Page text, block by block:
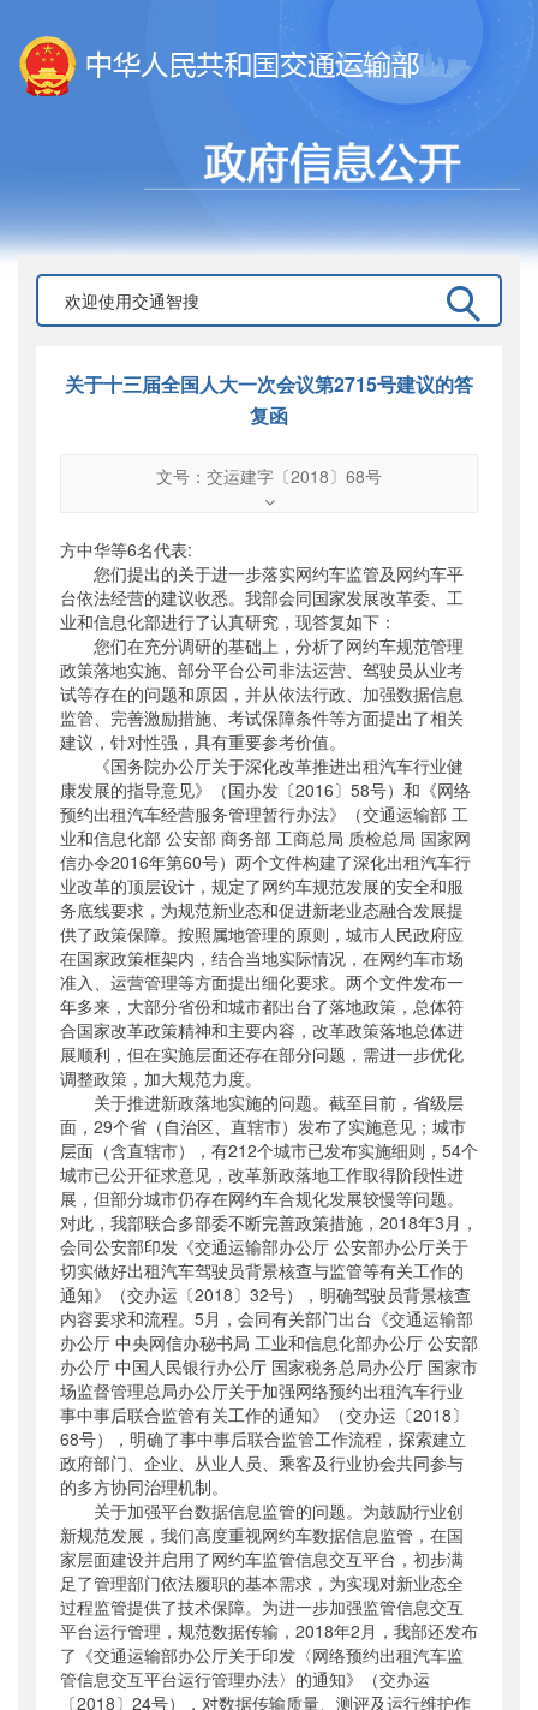
关于十三届全国人大一次会议第2715号建议的答
复函
文号：交运建字〔2018〕68号
交运建字〔2018〕68号
公开日期：2018年06月22日
主题词：
网约车;建议;答复
机构分类：运输服务司
主题分类：公众参与
公文类型：其他
方中华等6名代表:
您们提出的关于进一步落实网约车监管及网约车平
台依法经营的建议收悉。我部会同国家发展改革委、工
业和信息化部进行了认真研究，现答复如下：
您们在充分调研的基础上，分析了网约车规范管理
政策落地实施、部分平台公司非法运营、驾驶员从业考
试等存在的问题和原因，并从依法行政、加强数据信息
监管、完善激励措施、考试保障条件等方面提出了相关
建议，针对性强，具有重要参考价值。
《国务院办公厅关于深化改革推进出租汽车行业健
康发展的指导意见》（国办发〔2016〕58号）和《网络
预约出租汽车经营服务管理暂行办法》（交通运输部 工
业和信息化部 公安部 商务部 工商总局 质检总局 国家网
信办令2016年第60号）两个文件构建了深化出租汽车行
业改革的顶层设计，规定了网约车规范发展的安全和服
务底线要求，为规范新业态和促进新老业态融合发展提
供了政策保障。按照属地管理的原则，城市人民政府应
在国家政策框架内，结合当地实际情况，在网约车市场
准入、运营管理等方面提出细化要求。两个文件发布一
年多来，大部分省份和城市都出台了落地政策，总体符
合国家改革政策精神和主要内容，改革政策落地总体进
展顺利，但在实施层面还存在部分问题，需进一步优化
调整政策，加大规范力度。
关于推进新政落地实施的问题。截至目前，省级层
面，29个省（自治区、直辖市）发布了实施意见；城市
层面（含直辖市），有212个城市已发布实施细则，54个
城市已公开征求意见，改革新政落地工作取得阶段性进
展，但部分城市仍存在网约车合规化发展较慢等问题。
对此，我部联合多部委不断完善政策措施，2018年3月，
会同公安部印发《交通运输部办公厅 公安部办公厅关于
切实做好出租汽车驾驶员背景核查与监管等有关工作的
通知》（交办运〔2018〕32号），明确驾驶员背景核查
内容要求和流程。5月，会同有关部门出台《交通运输部
办公厅 中央网信办秘书局 工业和信息化部办公厅 公安部
办公厅 中国人民银行办公厅 国家税务总局办公厅 国家市
场监督管理总局办公厅关于加强网络预约出租汽车行业
事中事后联合监管有关工作的通知》（交办运〔2018〕
68号），明确了事中事后联合监管工作流程，探索建立
政府部门、企业、从业人员、乘客及行业协会共同参与
的多方协同治理机制。
关于加强平台数据信息监管的问题。为鼓励行业创
新规范发展，我们高度重视网约车数据信息监管，在国
家层面建设并启用了网约车监管信息交互平台，初步满
足了管理部门依法履职的基本需求，为实现对新业态全
过程监管提供了技术保障。为进一步加强监管信息交互
平台运行管理，规范数据传输，2018年2月，我部还发布
了《交通运输部办公厅关于印发〈网络预约出租汽车监
管信息交互平台运行管理办法〉的通知》（交办运
〔2018〕24号），对数据传输质量、测评及运行维护作